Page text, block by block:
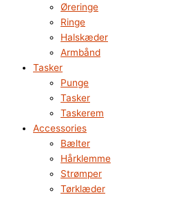
Øreringe
Ringe
Halskæder
Armbånd
Tasker
Punge
Tasker
Taskerem
Accessories
Bælter
Hårklemme
Strømper
Tørklæder